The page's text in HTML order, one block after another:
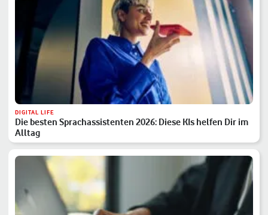
DIGITAL LIFE
Die besten Sprachassistenten 2026: Diese KIs helfen Dir im
Alltag